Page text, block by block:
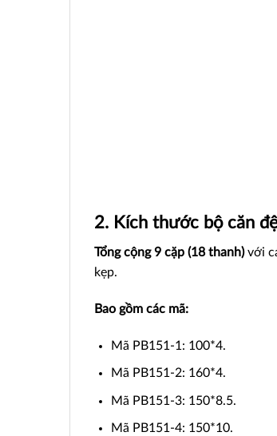
2. Kích thước bộ căn
Tổng cộng 9 cặp (18 thanh)với
kẹp.
Bao gồm các mã:
Mã PB151-1: 100*4.
Mã PB151-2: 160*4.
Mã PB151-3: 150*8.5.
Mã PB151-4: 150*10.